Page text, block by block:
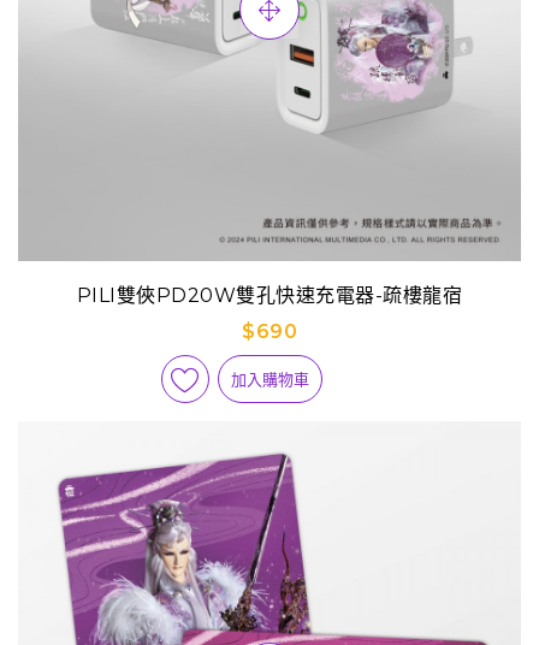
PILI雙俠PD20W雙孔快速充電器-疏樓龍宿
$690
加入購物車